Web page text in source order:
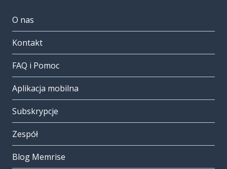
O nas
Kontakt
FAQ i Pomoc
Aplikacja mobilna
Subskrypcje
Zespół
Blog Memrise